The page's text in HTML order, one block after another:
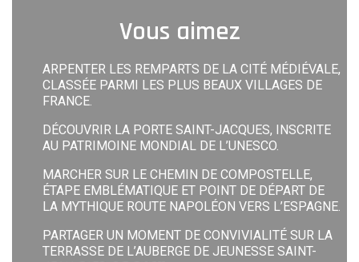
Vous aimez
ARPENTER LES REMPARTS DE LA CITÉ MÉDIÉVALE,
CLASSÉE PARMI LES PLUS BEAUX VILLAGES DE
FRANCE.
DÉCOUVRIR LA PORTE SAINT-JACQUES, INSCRITE
AU PATRIMOINE MONDIAL DE L’UNESCO.
MARCHER SUR LE CHEMIN DE COMPOSTELLE,
ÉTAPE EMBLÉMATIQUE ET POINT DE DÉPART DE
LA MYTHIQUE ROUTE NAPOLÉON VERS L’ESPAGNE.
PARTAGER UN MOMENT DE CONVIVIALITÉ SUR LA
TERRASSE DE L’AUBERGE DE JEUNESSE SAINT-